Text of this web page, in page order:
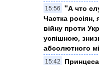
15:56
"А что
Частка росіян,
війну проти
успішною,
абсолютного
15:42